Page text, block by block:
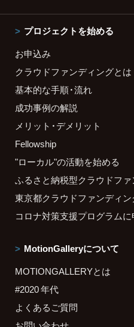
プロジェクトを始める
お申込み
クラウドファンディングとは
基本的な手順・流れ
成功事例の解説
メリット・デメリット
Fellowship
"ローカル"の活動を始める
ふるさと納税型クラウドフ
東京都クラウドファンディ
コロナ対策支援プログラム
MotionGalleryについて
MOTIONGALLERYとは
#2020 年代
よくあるご質問